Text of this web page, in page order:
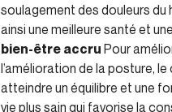
soulagement des douleurs
ainsi une meilleure santé et
bien-être accru Pour
l’amélioration de la posture,
atteindre un équilibre et une
vie plus sain qui favorise la